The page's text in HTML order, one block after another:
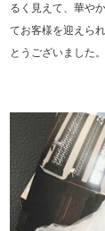
るく見えて、華や
てお客様を迎えら
とうございました。